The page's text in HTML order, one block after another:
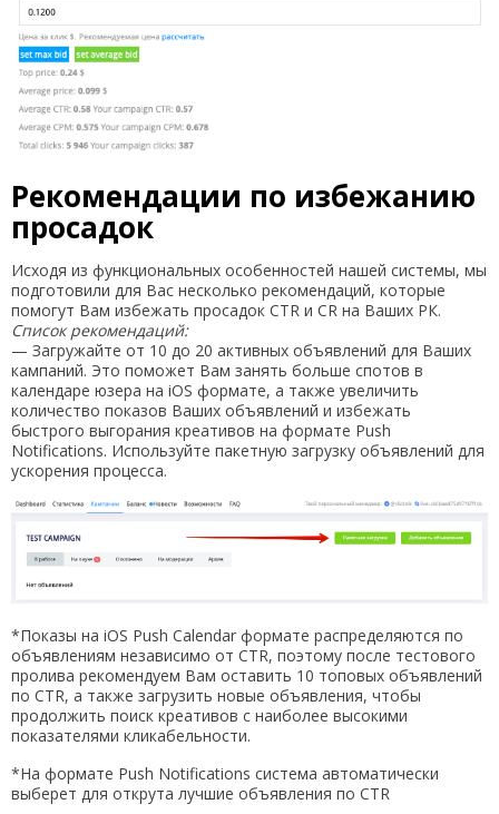
Рекомендации по избежанию
просадок
Исходя из функциональных особенностей нашей системы, мы
подготовили для Вас несколько рекомендаций, которые
помогут Вам избежать просадок CTR и CR на Ваших РК.
Список рекомендаций:
— Загружайте от 10 до 20 активных объявлений для Ваших
кампаний. Это поможет Вам занять больше спотов в
календаре юзера на iOS формате, а также увеличить
количество показов Ваших объявлений и избежать
быстрого выгорания креативов на формате Push
Notifications. Используйте пакетную загрузку объявлений для
ускорения процесса.
*Показы на iOS Push Calendar формате распределяются по
объявлениям независимо от CTR, поэтому после тестового
пролива рекомендуем Вам оставить 10 топовых объявлений
по CTR, а также загрузить новые объявления, чтобы
продолжить поиск креативов с наиболее высокими
показателями кликабельности.
*На формате Push Notifications система автоматически
выберет для открута лучшие объявления по CTR